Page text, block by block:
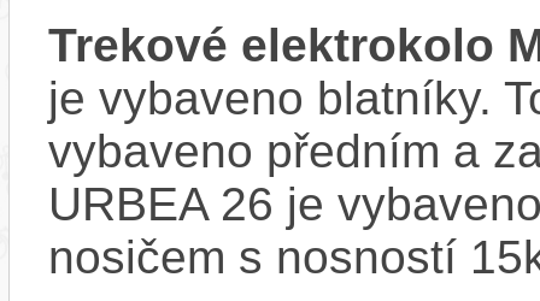
Trekové elektrokolo
je vybaveno blatníky.
vybaveno předním a
URBEA 26 je
nosičem s nosností